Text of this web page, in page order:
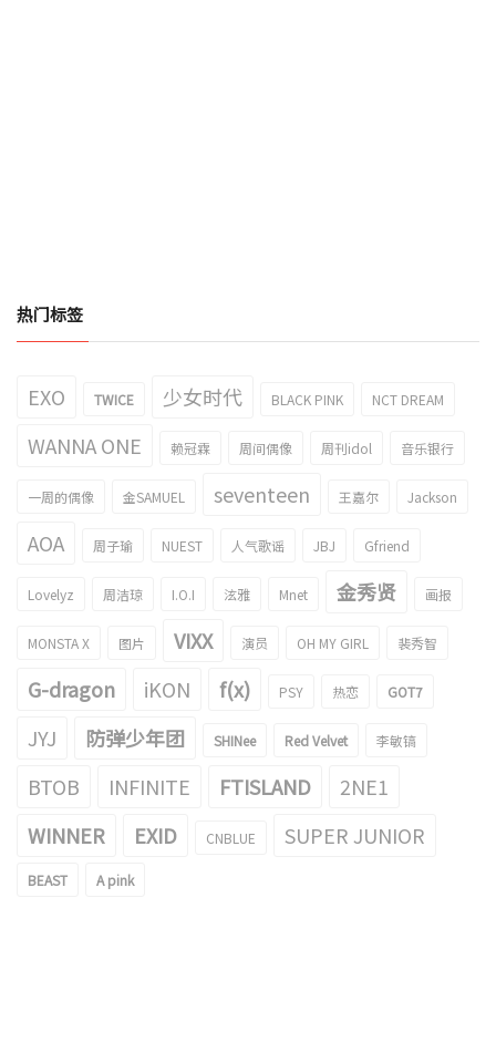
热门标签
EXO TWICE 少女时代 BLACK PINK NCT DREAM
WANNA ONE 赖冠霖 周间偶像 周刊idol 音乐银行
一周的偶像 金SAMUEL seventeen 王嘉尔 Jackson
AOA 周子瑜 NUEST 人气歌谣 JBJ Gfriend
Lovelyz 周洁琼 I.O.I 泫雅 Mnet 金秀贤 画报
MONSTA X 图片 VIXX 演员 OH MY GIRL 裴秀智
G-dragon iKON f(x) PSY 热恋 GOT7
JYJ 防弹少年团 SHINee Red Velvet 李敏镐
BTOB INFINITE FTISLAND
2NE1
WINNER
EXID CNBLUE SUPER JUNIOR
BEAST A pink